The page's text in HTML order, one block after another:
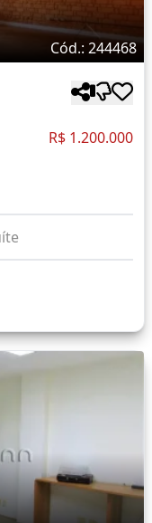
Cód.: 244468
R$ 1.200.000